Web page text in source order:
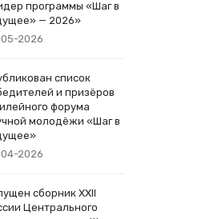
программы «Шаг в
— 2026»
2026
список
и призёров
форума
молодёжи «Шаг в
2026
сборник XXII
Центрального